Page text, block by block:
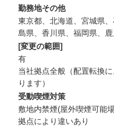
【なぜ保育業界に取り組む
人口減少社会と言われる
ですが、特に働く人（＝
大きな課題です。
ワークフォースの確保の
育園に子どもを預けるこ
育士不足により待機児童が
実際に保育資格を持って
就業していません。
勤務地その他
東京都、北海道、宮城県
島県、香川県、福岡県、
[変更の範囲]
有
当社拠点全般（配置転換
ります）
受動喫煙対策
敷地内禁煙(屋外喫煙可能
拠点により違いあり